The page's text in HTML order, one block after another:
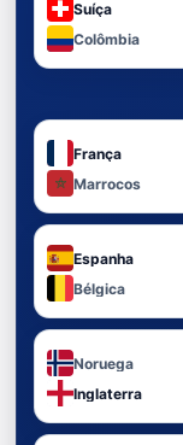
Suíça
Colômbia
França
Marrocos
Espanha
Bélgica
Noruega
Inglaterra